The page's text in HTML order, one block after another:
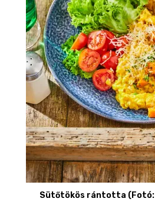
Sütőtökös rántotta